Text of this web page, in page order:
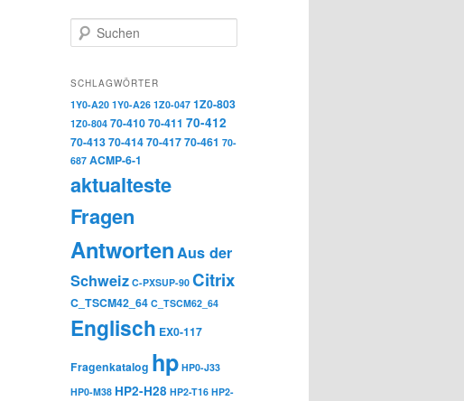
Suchen
SCHLAGWÖRTER
1Y0-A20 1Y0-A26 1Z0-047 1Z0-803
1Z0-804 70-41070-411 70-412
70-41370-41470-41770-461 70-
687 ACMP-6-1
aktualteste
Fragen
AntwortenAus der
Schweiz C-PXSUP-90 Citrix
C_TSCM42_64 C_TSCM62_64
Englisch EX0-117
Fragenkatalog hp HP0-J33
HP0-M38 HP2-H28 HP2-T16 HP2-